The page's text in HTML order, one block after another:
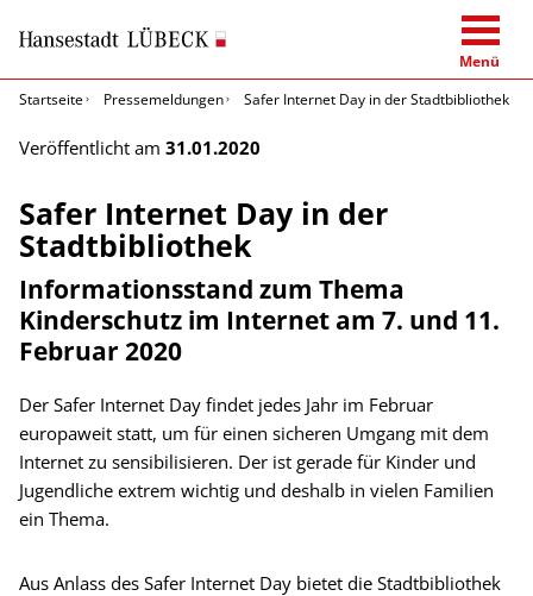
Menü
Startseite
Pressemeldungen Safer Internet Day in der Stadtbibliothek
Veröffentlicht am 31.01.2020
Safer Internet Day in der
Stadtbibliothek
Informationsstand zum Thema
Kinderschutz im Internet am 7. und 11.
Februar 2020
Der Safer Internet Day findet jedes Jahr im Februar
europaweit statt, um für einen sicheren Umgang mit dem
Internet zu sensibilisieren. Der ist gerade für Kinder und
Jugendliche extrem wichtig und deshalb in vielen Familien
ein Thema.
Aus Anlass des Safer Internet Day bietet die Stadtbibliothek